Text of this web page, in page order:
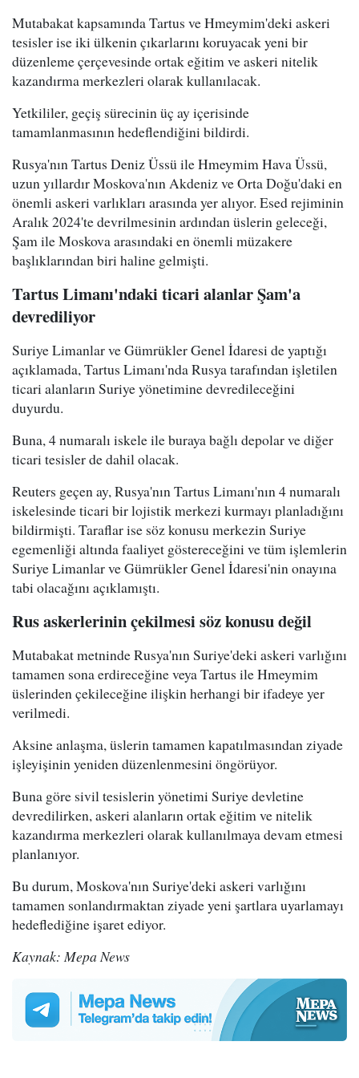
Mutabakat kapsamında Tartus ve Hmeymim'deki askeri
tesisler ise iki ülkenin çıkarlarını koruyacak yeni bir
düzenleme çerçevesinde ortak eğitim ve askeri nitelik
kazandırma merkezleri olarak kullanılacak.
Yetkililer, geçiş sürecinin üç ay içerisinde
tamamlanmasının hedeflendiğini bildirdi.
Rusya'nın Tartus Deniz Üssü ile Hmeymim Hava Üssü,
uzun yıllardır Moskova'nın Akdeniz ve Orta Doğu'daki en
önemli askeri varlıkları arasında yer alıyor. Esed rejiminin
Aralık 2024'te devrilmesinin ardından üslerin geleceği,
Şam ile Moskova arasındaki en önemli müzakere
başlıklarından biri haline gelmişti.
Tartus Limanı'ndaki ticari alanlar Şam'a
devrediliyor
Suriye Limanlar ve Gümrükler Genel İdaresi de yaptığı
açıklamada, Tartus Limanı'nda Rusya tarafından işletilen
ticari alanların Suriye yönetimine devredileceğini
duyurdu.
Buna, 4 numaralı iskele ile buraya bağlı depolar ve diğer
ticari tesisler de dahil olacak.
Reuters geçen ay, Rusya'nın Tartus Limanı'nın 4 numaralı
iskelesinde ticari bir lojistik merkezi kurmayı planladığını
bildirmişti. Taraflar ise söz konusu merkezin Suriye
egemenliği altında faaliyet göstereceğini ve tüm işlemlerin
Suriye Limanlar ve Gümrükler Genel İdaresi'nin onayına
tabi olacağını açıklamıştı.
Rus askerlerinin çekilmesi söz konusu değil
Mutabakat metninde Rusya'nın Suriye'deki askeri varlığını
tamamen sona erdireceğine veya Tartus ile Hmeymim
üslerinden çekileceğine ilişkin herhangi bir ifadeye yer
verilmedi.
Aksine anlaşma, üslerin tamamen kapatılmasından ziyade
işleyişinin yeniden düzenlenmesini öngörüyor.
Buna göre sivil tesislerin yönetimi Suriye devletine
devredilirken, askeri alanların ortak eğitim ve nitelik
kazandırma merkezleri olarak kullanılmaya devam etmesi
planlanıyor.
Bu durum, Moskova'nın Suriye'deki askeri varlığını
tamamen sonlandırmaktan ziyade yeni şartlara uyarlamayı
hedeflediğine işaret ediyor.
Kaynak: Mepa News